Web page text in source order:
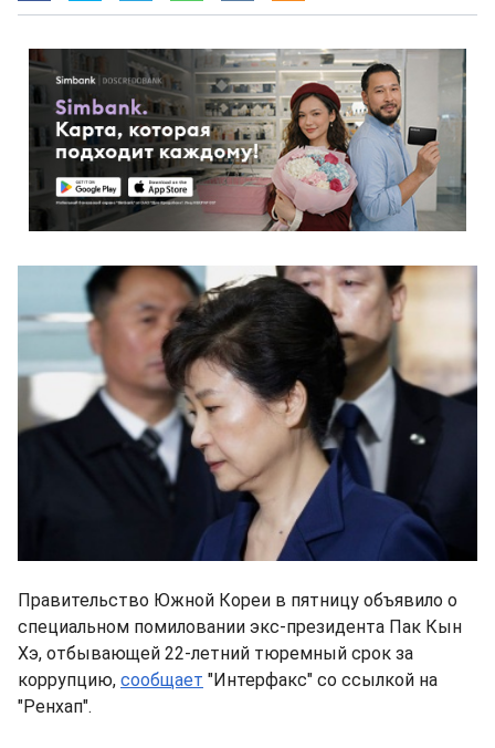
Правительство Южной Кореи в пятницу объявило о
специальном помиловании экс-президента Пак Кын
Хэ, отбывающей 22-летний тюремный срок за
коррупцию, сообщает "Интерфакс" со ссылкой на
"Ренхап".